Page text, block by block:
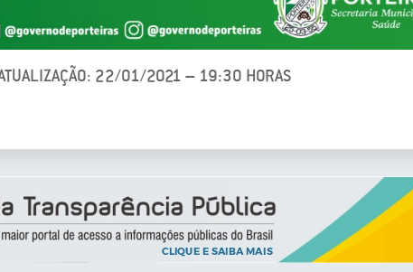
22/01/2021 – 19:30 HORAS